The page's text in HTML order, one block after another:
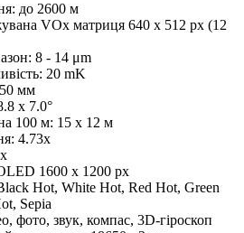
до 2600 м
VOx матриця 640 x 512 px (12
8 - 14 μm
20 mK
мм
x 7.0°
100 м: 15 x 12 м
4.73x
1600 x 1200 px
Hot, White Hot, Red Hot, Green
Sepia
фото, звук, компас, 3D-гіроскоп